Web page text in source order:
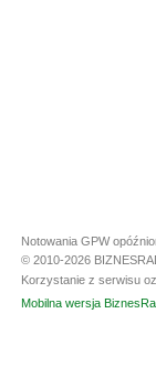
Notowania GPW
© 2010-2026
Korzystanie z serwisu
Mobilna wersja